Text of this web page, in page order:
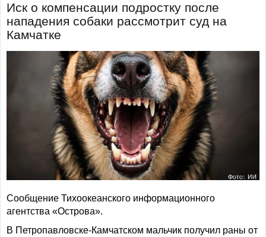
Иск о компенсации подростку после
нападения собаки рассмотрит суд на
Камчатке
Сообщение Тихоокеанского информационного
агентства «Острова».
В Петропавловске-Камчатском мальчик получил раны от